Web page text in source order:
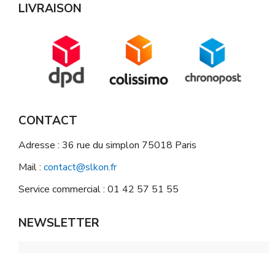
LIVRAISON
CONTACT
Adresse : 36 rue du simplon 75018 Paris
Mail : contact@slkon.fr
Service commercial : 01 42 57 51 55
NEWSLETTER